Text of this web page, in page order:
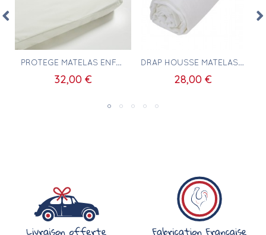
Aperçu rapide PROTÈGE MATELAS ENFANT 80X160
32,00 €
Aperçu rapide DRAP HOUSSE MATELAS 80X160 100% COTON BLANC
28,00 €